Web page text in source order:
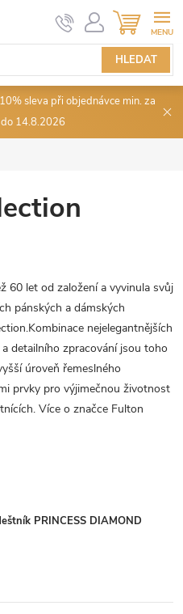
HLEDAT
KOŠÍK
sleva při objednávce min. za
14.8.2026
60 let od založení a vyvinula svůj
pánských a dámských
nejelegantnějších
detailního zpracování jsou toho
úroveň řemeslného
prvky pro výjimečnou životnost
Více o značce Fulton
PRINCESS DIAMOND